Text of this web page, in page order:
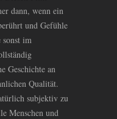
dann, wenn ein
und Gefühle
sonst im
Geschichte an
Qualität.
subjektiv zu
Menschen und